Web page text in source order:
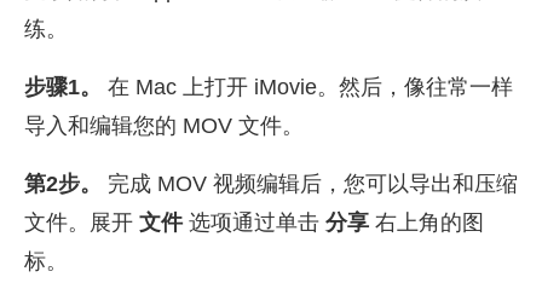
练。
步骤1。
在 Mac 上打开 iMovie。然后，像往常一样
导入和编辑您的 MOV 文件。
第2步。
完成 MOV 视频编辑后，您可以导出和压缩
文件。展开 文件选项通过单击 分享 右上角的图
标。